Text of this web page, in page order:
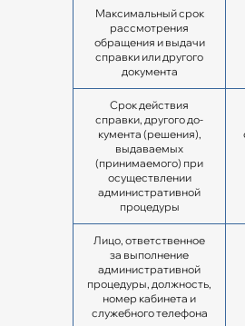
Максимальный срок
рассмотрения
обращения и выдачи
справки или другого
документа
Срок действия
справки, другого до­
кумента (решения),
выдаваемых
(принимаемого) при
осуществлении
административной
процедуры
Лицо, ответственное
за выполнение
административной
процедуры, должность,
номер кабинета и
служебного телефона